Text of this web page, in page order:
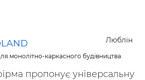
Люблін
монолітно-каркасного будівництва
пропонує універсальну